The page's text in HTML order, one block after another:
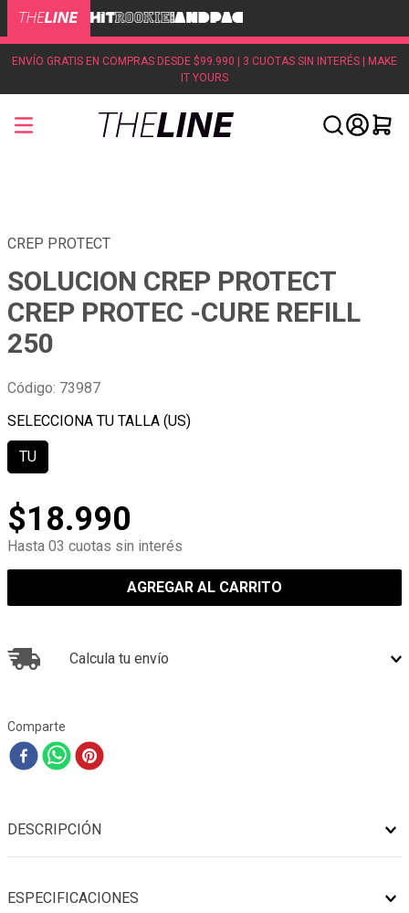
ENVÍO GRATIS EN COMPRAS DESDE $99.990 | 3 CUOTAS SIN INTERÉS | MAKE
IT YOURS
CREP PROTECT
SOLUCION CREP PROTECT
CREP PROTEC -CURE REFILL
250
Código: 73987
TU
$18.990
Hasta 03 cuotas sin interés
AGREGAR AL CARRITO
Calcula tu envío
Comparte
DESCRIPCIÓN
ESPECIFICACIONES